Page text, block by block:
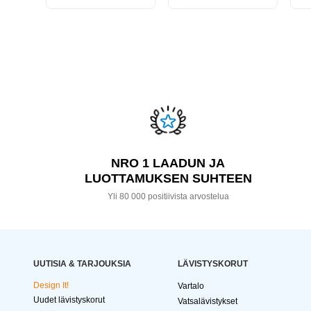
NRO 1 LAADUN JA
LUOTTAMUKSEN SUHTEEN
Yli 80 000 positiivista arvostelua
UUTISIA & TARJOUKSIA
Design It!
Uudet lävistyskorut
LÄVISTYSKORUT
Vartalo
Vatsalävistykset